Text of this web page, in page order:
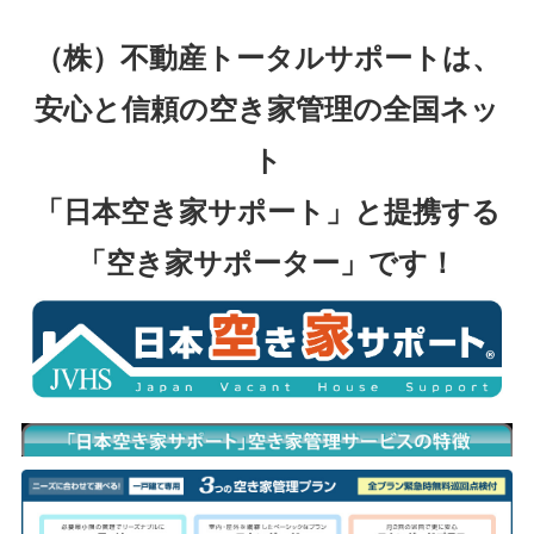
（株）不動産トータルサポートは、
安心と信頼の空き家管理の全国ネッ
ト
「日本空き家サポート」と提携する
「空き家サポーター」です！